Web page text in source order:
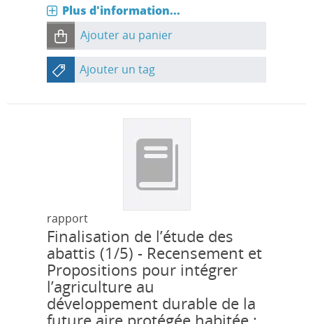
Plus d'information...
Ajouter au panier
Ajouter un tag
rapport
Finalisation de l’étude des
abattis (1/5) - Recensement et
Propositions pour intégrer
l’agriculture au
développement durable de la